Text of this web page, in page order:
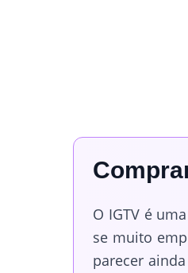
O IGTV é
se muito
parecer